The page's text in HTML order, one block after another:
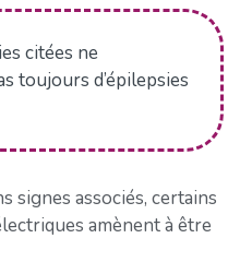
citées ne
toujours d’épilepsies
signes associés, certains
amènent à être